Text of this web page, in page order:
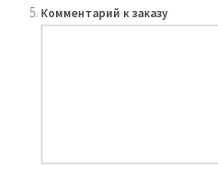
Комментарий к заказу